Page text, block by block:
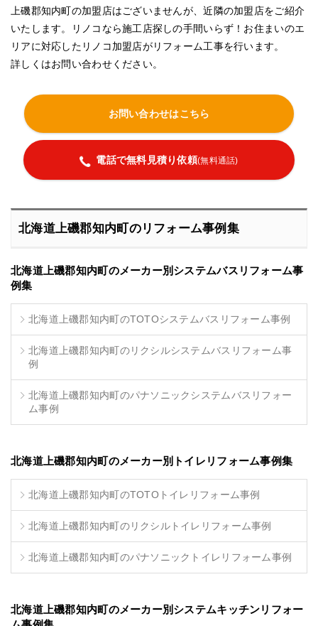
上磯郡知内町の加盟店はございませんが、近隣の加盟店をご紹介
いたします。リノコなら施工店探しの手間いらず！お住まいのエ
リアに対応したリノコ加盟店がリフォーム工事を行います。
詳しくはお問い合わせください。
お問い合わせはこちら
電話で無料見積り依頼(無料通話)
北海道上磯郡知内町のリフォーム事例集
北海道上磯郡知内町のメーカー別システムバスリフォーム事
例集
北海道上磯郡知内町のTOTOシステムバスリフォーム事例
北海道上磯郡知内町のリクシルシステムバスリフォーム事
例
北海道上磯郡知内町のパナソニックシステムバスリフォー
ム事例
北海道上磯郡知内町のメーカー別トイレリフォーム事例集
北海道上磯郡知内町のTOTOトイレリフォーム事例
北海道上磯郡知内町のリクシルトイレリフォーム事例
北海道上磯郡知内町のパナソニックトイレリフォーム事例
北海道上磯郡知内町のメーカー別システムキッチンリフォー